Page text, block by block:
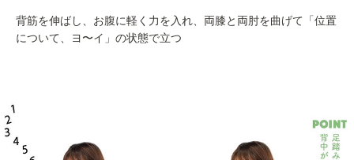
背筋を伸ばし、お腹に軽く力を入れ、両膝と両肘を曲げて「位置
について、ヨ〜イ」の状態で立つ